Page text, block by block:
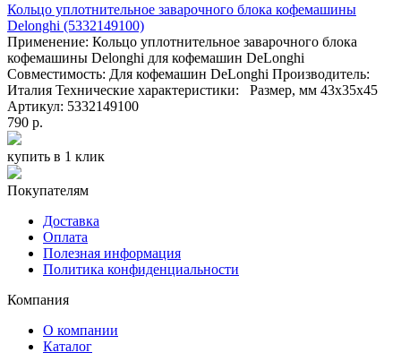
Кольцо уплотнительное заварочного блока кофемашины
Delonghi (5332149100)
Применение: Кольцо уплотнительное заварочного блока
кофемашины Delonghi для кофемашин DeLonghi
Совместимость: Для кофемашин DeLonghi Производитель:
Италия Технические характеристики: Размер, мм 43x35x45
Артикул: 5332149100
790 р.
купить в 1 клик
Покупателям
Доставка
Оплата
Полезная информация
Политика конфиденциальности
Компания
О компании
Каталог